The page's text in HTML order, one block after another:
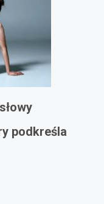
podkreśla